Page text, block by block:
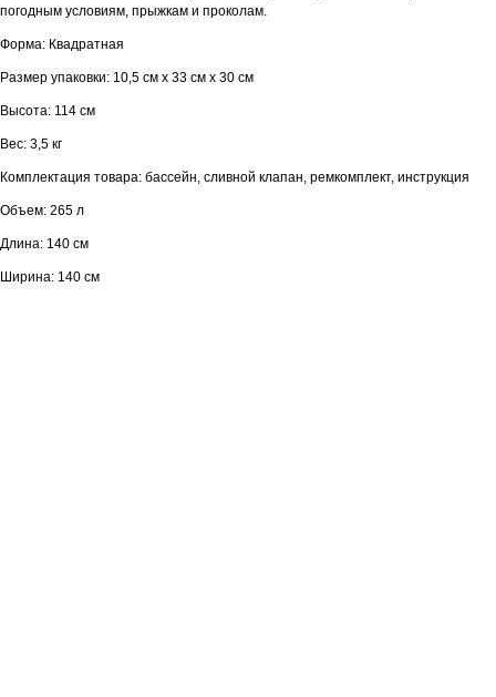
погодным условиям, прыжкам и проколам.
Форма: Квадратная
Размер упаковки: 10,5 см х 33 см х 30 см
Высота: 114 см
Вес: 3,5 кг
Комплектация товара: бассейн, сливной клапан, ремкомплект, инструкция
Объем: 265 л
Длина: 140 см
Ширина: 140 см